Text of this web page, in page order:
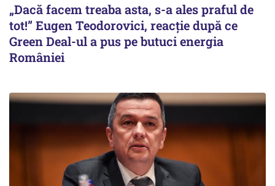
„Dacă facem treaba asta, s-a ales praful de
tot!” Eugen Teodorovici, reacție după ce
Green Deal-ul a pus pe butuci energia
României